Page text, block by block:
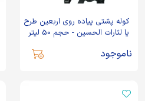
کوله پشتی پیاده روی اربعین طرح
یا لثارات الحسین - حجم 50 لیتر
ناموجود